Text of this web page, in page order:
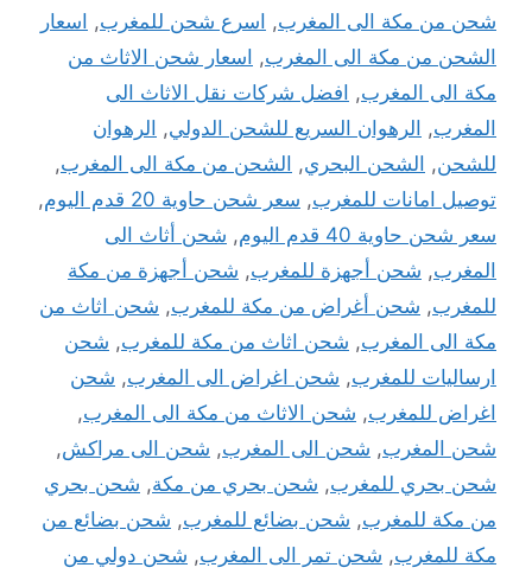
شحن من مكة الى المغرب, اسرع شحن للمغرب, اسعار
الشحن من مكة الى المغرب, اسعار شحن الاثاث من
مكة الى المغرب, افضل شركات نقل الاثاث الى
المغرب, الرهوان السريع للشحن الدولي, الرهوان
للشحن, الشحن البحري, الشحن من مكة الى المغرب,
توصيل امانات للمغرب, سعر شحن حاوية 20 قدم اليوم
,
سعر شحن حاوية 40 قدم اليوم
, شحن أثاث الى
المغرب, شحن أجهزة للمغرب, شحن أجهزة من مكة
للمغرب, شحن أغراض من مكة للمغرب, شحن اثاث من
مكة الى المغرب, شحن اثاث من مكة للمغرب, شحن
ارساليات للمغرب, شحن اغراض الى المغرب, شحن
اغراض للمغرب, شحن الاثاث من مكة الى المغرب,
شحن المغرب, شحن الى المغرب, شحن الى مراكش,
شحن بحري للمغرب, شحن بحري من مكة, شحن بحري
من مكة للمغرب, شحن بضائع للمغرب, شحن بضائع من
مكة للمغرب, شحن تمر الى المغرب, شحن دولي من